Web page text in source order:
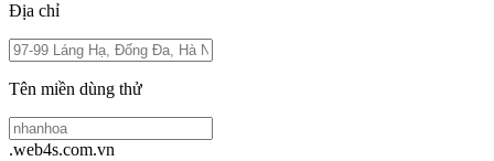
Địa chỉ
Tên miền dùng thử
.web4s.com.vn